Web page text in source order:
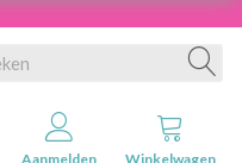
Aanmelden Winkelwagen